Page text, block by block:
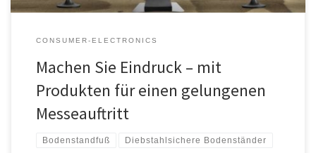
CONSUMER-ELECTRONICS
Machen Sie Eindruck – mit
Produkten für einen gelungenen
Messeauftritt
Bodenstandfuß Diebstahlsichere Bodenständer